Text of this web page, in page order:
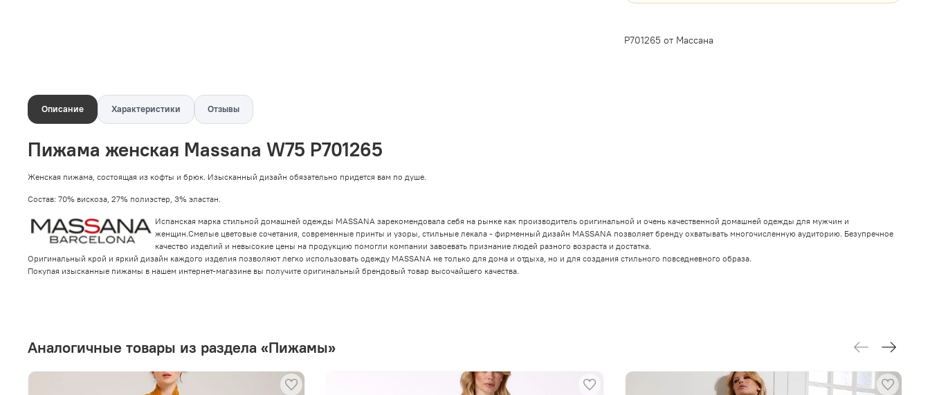
P701265 от Массана
Описание Характеристики Отзывы
Пижама женская Massana W75 P701265
Женская пижама, состоящая из кофты и брюк. Изысканный дизайн обязательно придется вам по душе.
Состав: 70% вискоза, 27% полиэстер, 3% эластан.
Испанская марка стильной домашней одежды MASSANA зарекомендовала себя на рынке как производитель оригинальной и очень качественной домашней одежды для мужчин и
женщин.Смелые цветовые сочетания, современные принты и узоры, стильные лекала - фирменный дизайн MASSANA позволяет бренду охватывать многочисленную аудиторию. Безупречное
качество изделий и невысокие цены на продукцию помогли компании завоевать признание людей разного возраста и достатка.
Оригинальный крой и яркий дизайн каждого изделия позволяют легко использовать одежду MASSANA не только для дома и отдыха, но и для создания стильного повседневного образа.
Покупая изысканные пижамы в нашем интернет-магазине вы получите оригинальный брендовый товар высочайшего качества.
Аналогичные товары из раздела «Пижамы»